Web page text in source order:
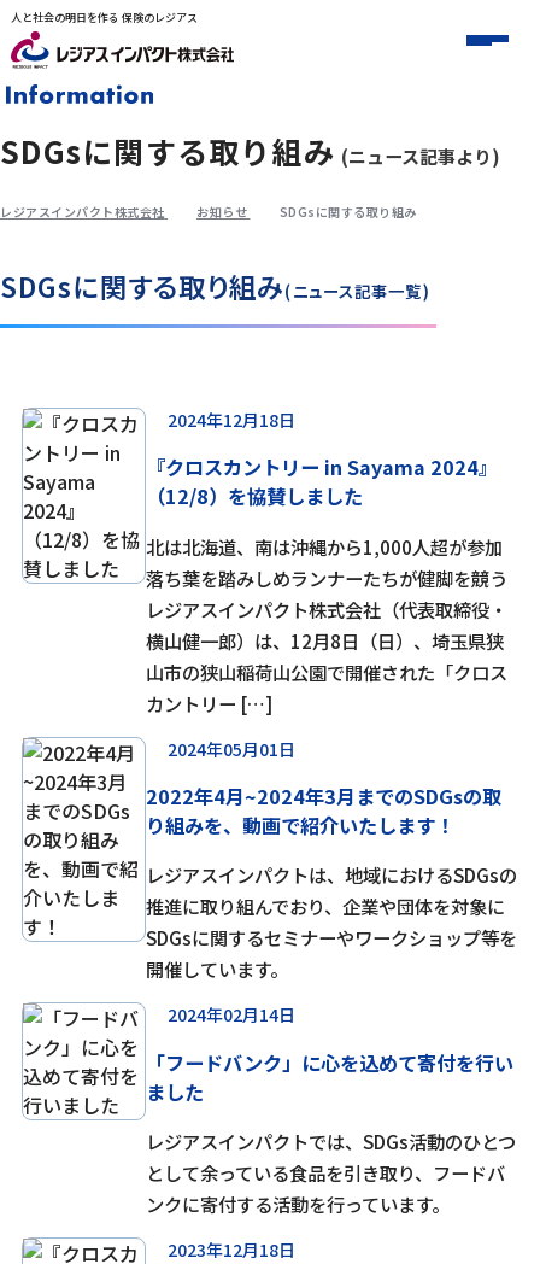
人と社会の明日を作る 保険のレジアス
SDGsに関する取り組み (ニュース記事より)
レジアスインパクト株式会社 お知らせ SDGsに関する取り組み
SDGsに関する取り組み(ニュース記事一覧)
2024年12月18日
『クロスカントリー in Sayama 2024』
（12/8）を協賛しました
北は北海道、南は沖縄から1,000人超が参加
落ち葉を踏みしめランナーたちが健脚を競う
レジアスインパクト株式会社（代表取締役・
横山健一郎）は、12月8日（日）、埼玉県狭
山市の狭山稲荷山公園で開催された「クロス
カントリー […]
2024年05月01日
2022年4月~2024年3月までのSDGsの取
り組みを、動画で紹介いたします！
レジアスインパクトは、地域におけるSDGsの
推進に取り組んでおり、企業や団体を対象に
SDGsに関するセミナーやワークショップ等を
開催しています。
2024年02月14日
「フードバンク」に心を込めて寄付を行い
ました
レジアスインパクトでは、SDGs活動のひとつ
として余っている食品を引き取り、フードバ
ンクに寄付する活動を行っています。
2023年12月18日
投稿のページ送り